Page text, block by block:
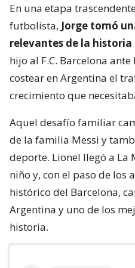
En una etapa
futbolista, Jorge tomó
relevantes de la historia
hijo al F.C. Barcelona
costear en Argentina el
crecimiento que
Aquel desafío familiar
de la familia Messi y
deporte. Lionel llegó a La
niño y, con el paso de los
histórico del Barcelona,
Argentina y uno de los
historia.